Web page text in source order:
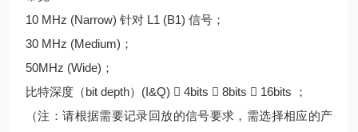
10 MHz (Narrow) 针对 L1 (B1) 信号；
30 MHz (Medium)；
50MHz (Wide)；
比特深度（bit depth）(I&Q)  4bits  8bits  16bits ；
（注：请根据需要记录回放的信号要求，需选择相应的产